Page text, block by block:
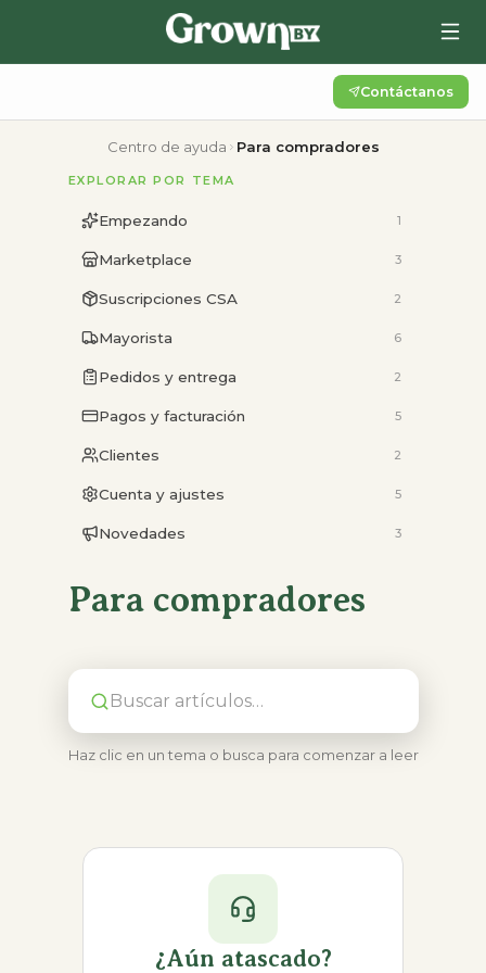
Contáctanos
Centro de ayuda Para compradores
EXPLORAR POR TEMA
Empezando 1
Marketplace 3
Suscripciones CSA 2
Mayorista 6
Pedidos y entrega 2
Pagos y facturación 5
Clientes 2
Cuenta y ajustes 5
Novedades 3
Para compradores
Haz clic en un tema o busca para comenzar a leer
¿Aún atascado?